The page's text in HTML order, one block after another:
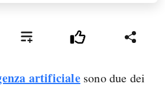
artificialesono due dei